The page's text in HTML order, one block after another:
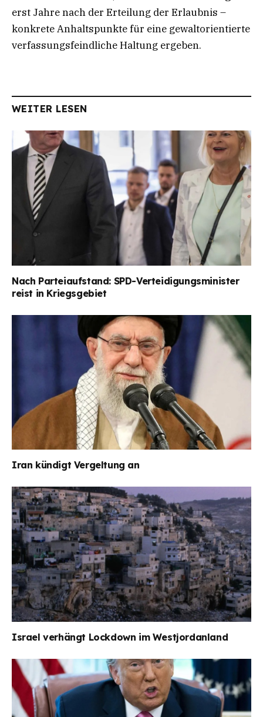
erst Jahre nach der Erteilung der Erlaubnis –
konkrete Anhaltspunkte für eine gewaltorientierte
verfassungsfeindliche Haltung ergeben.
WEITER LESEN
Nach Parteiaufstand: SPD-Verteidigungsminister
reist in Kriegsgebiet
Iran kündigt Vergeltung an
Israel verhängt Lockdown im Westjordanland